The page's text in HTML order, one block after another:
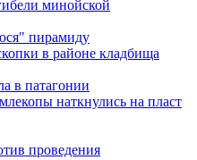
минойской
пирамиду
в районе кладбища
в патагонии
наткнулись на пласт
проведения